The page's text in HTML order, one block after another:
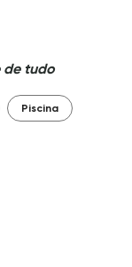
de tudo
Piscina